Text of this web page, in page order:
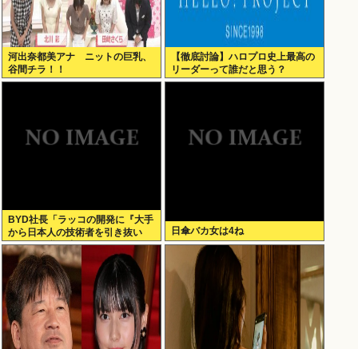
河出奈都美アナ ニットの巨乳、
谷間チラ！！
【徹底討論】ハロプロ史上最高の
リーダーって誰だと思う？
BYD社長「ラッコの開発に『大手
から日本人の技術者を引き抜い
た』って噂は嘘。開発チームに日
本人は0人です」
日傘バカ女は4ね